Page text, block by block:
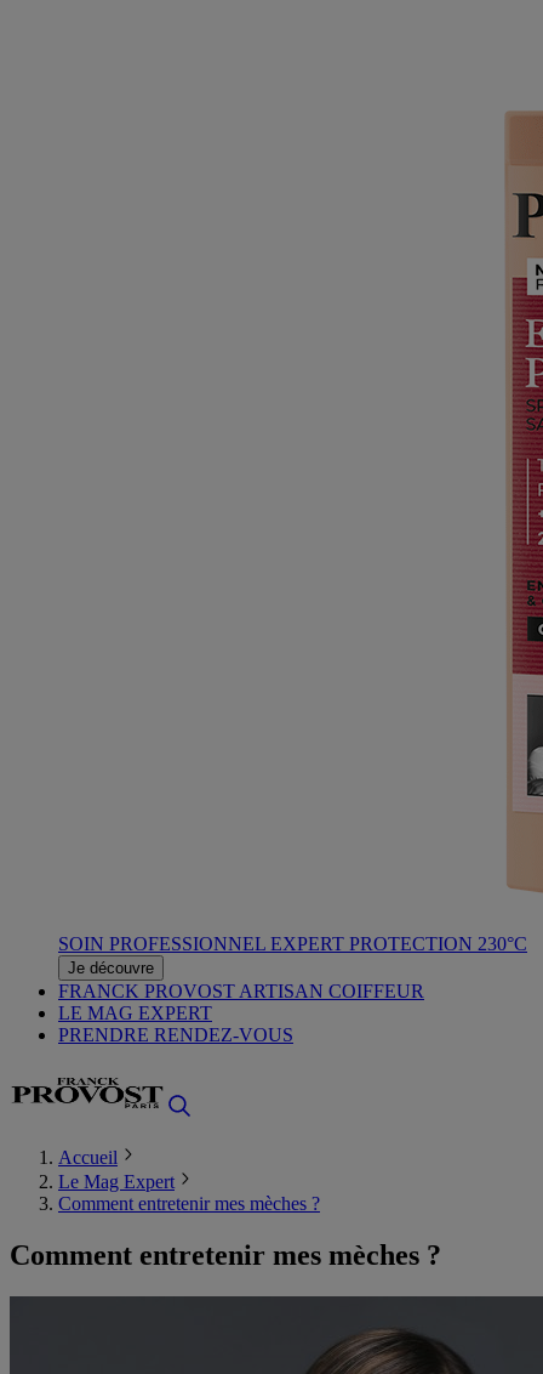
SOIN PROFESSIONNEL EXPERT PROTECTION 230°C
Je découvre
FRANCK PROVOST ARTISAN COIFFEUR
LE MAG EXPERT
PRENDRE RENDEZ-VOUS
Accueil
Le Mag Expert
Comment entretenir mes mèches ?
Comment entretenir mes mèches ?